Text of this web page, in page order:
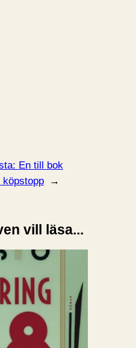
En till bok
köpstopp
→
vill läsa...